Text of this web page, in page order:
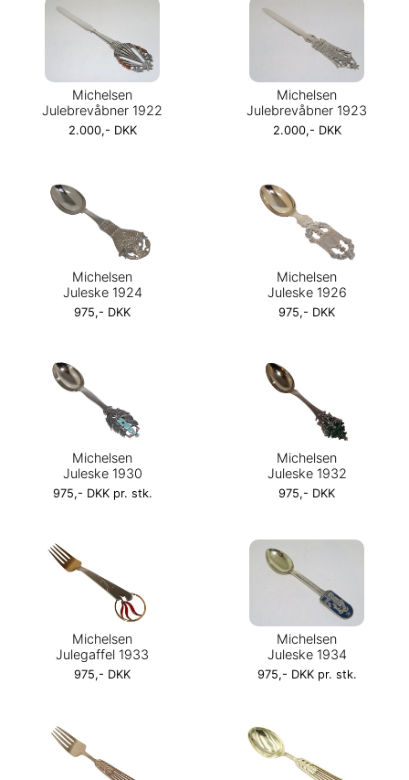
Michelsen
Julebrevåbner 1922
2.000,- DKK
Michelsen
Julebrevåbner 1923
2.000,- DKK
Michelsen
Juleske 1924
975,- DKK
Michelsen
Juleske 1926
975,- DKK
Michelsen
Juleske 1930
975,- DKK pr. stk.
Michelsen
Juleske 1932
975,- DKK
Michelsen
Julegaffel 1933
975,- DKK
Michelsen
Juleske 1934
975,- DKK pr. stk.